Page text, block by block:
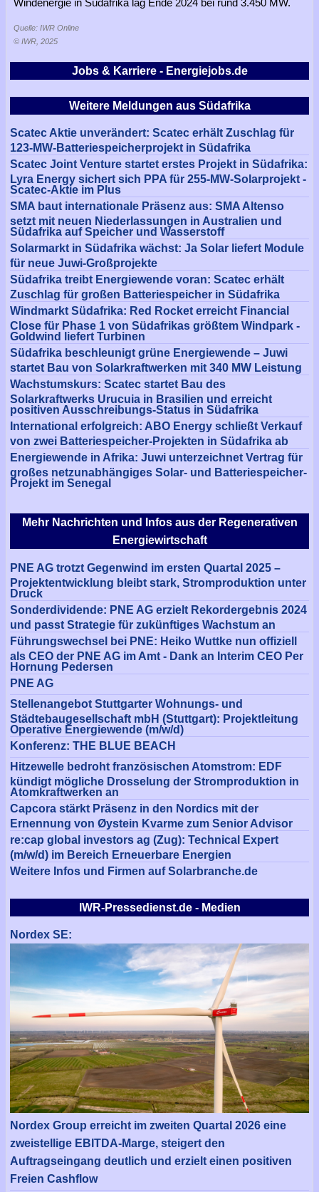
Windenergie in Südafrika lag Ende 2024 bei rund 3.450 MW.
Quelle: IWR Online
© IWR, 2025
Mehr Nachrichten und Infos aus der Regenerativen
Energiewirtschaft
PNE AG trotzt Gegenwind im ersten Quartal 2025 –
Projektentwicklung bleibt stark, Stromproduktion unter
Druck
Sonderdividende: PNE AG erzielt Rekordergebnis 2024
und passt Strategie für zukünftiges Wachstum an
Führungswechsel bei PNE: Heiko Wuttke nun offiziell
als CEO der PNE AG im Amt - Dank an Interim CEO Per
Hornung Pedersen
PNE AG
Stellenangebot Stuttgarter Wohnungs- und
Städtebaugesellschaft mbH (Stuttgart): Projektleitung
Operative Energiewende (m/w/d)
Konferenz: THE BLUE BEACH
Hitzewelle bedroht französischen Atomstrom: EDF
kündigt mögliche Drosselung der Stromproduktion in
Atomkraftwerken an
Capcora stärkt Präsenz in den Nordics mit der
Ernennung von Øystein Kvarme zum Senior Advisor
re:cap global investors ag (Zug): Technical Expert
(m/w/d) im Bereich Erneuerbare Energien
Weitere Infos und Firmen auf Solarbranche.de
Jobs & Karriere - Energiejobs.de
IWR-Pressedienst.de - Medien
Nordex SE:
Nordex Group erreicht im zweiten Quartal 2026 eine
zweistellige EBITDA-Marge, steigert den
Auftragseingang deutlich und erzielt einen positiven
Freien Cashflow
Weitere Meldungen aus Südafrika
Scatec Aktie unverändert: Scatec erhält Zuschlag für
123-MW-Batteriespeicherprojekt in Südafrika
Scatec Joint Venture startet erstes Projekt in Südafrika:
Lyra Energy sichert sich PPA für 255-MW-Solarprojekt -
Scatec-Aktie im Plus
SMA baut internationale Präsenz aus: SMA Altenso
setzt mit neuen Niederlassungen in Australien und
Südafrika auf Speicher und Wasserstoff
Solarmarkt in Südafrika wächst: Ja Solar liefert Module
für neue Juwi-Großprojekte
Südafrika treibt Energiewende voran: Scatec erhält
Zuschlag für großen Batteriespeicher in Südafrika
Windmarkt Südafrika: Red Rocket erreicht Financial
Close für Phase 1 von Südafrikas größtem Windpark -
Goldwind liefert Turbinen
Südafrika beschleunigt grüne Energiewende – Juwi
startet Bau von Solarkraftwerken mit 340 MW Leistung
Wachstumskurs: Scatec startet Bau des
Solarkraftwerks Urucuia in Brasilien und erreicht
positiven Ausschreibungs-Status in Südafrika
International erfolgreich: ABO Energy schließt Verkauf
von zwei Batteriespeicher-Projekten in Südafrika ab
Energiewende in Afrika: Juwi unterzeichnet Vertrag für
großes netzunabhängiges Solar- und Batteriespeicher-
Projekt im Senegal